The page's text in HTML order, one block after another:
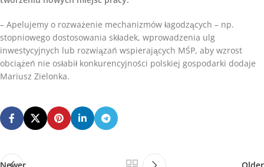
– Apelujemy o rozważenie mechanizmów łagodzących – np.
stopniowego dostosowania składek, wprowadzenia ulg
inwestycyjnych lub rozwiązań wspierających MŚP, aby wzrost
obciążeń nie osłabił konkurencyjności polskiej gospodarki dodaje
Mariusz Zielonka.